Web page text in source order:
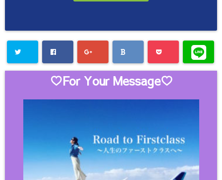
♡For Your Message♡